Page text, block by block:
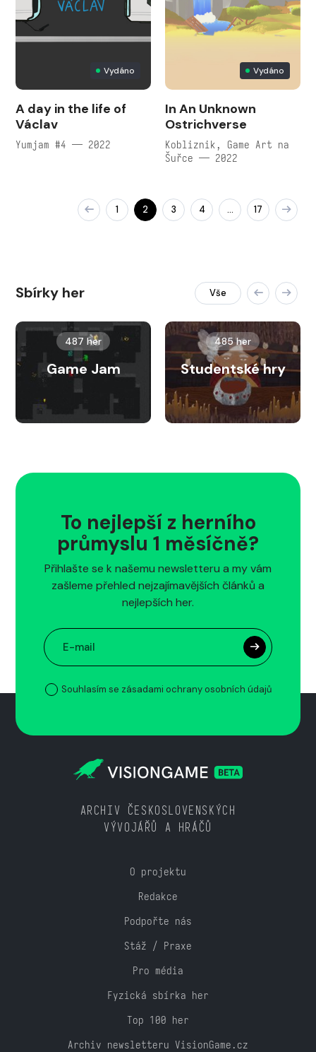
Vydáno
A day in the life of
Václav
Yumjam #4 — 2022
Vydáno
In An Unknown
Ostrichverse
Kobliznik, Game Art na
Šuřce — 2022
1 2 3 4 … 17
Sbírky her Vše
487 her
Game Jam
485 her
Studentské hry
To nejlepší z herního
průmyslu 1 měsíčně?
Přihlašte se k našemu newsletteru a my vám
zašleme přehled nejzajímavějších článků a
nejlepších her.
Souhlasím se zásadami ochrany osobních údajů
ARCHIV ČESKOSLOVENSKÝCH
VÝVOJÁŘŮ A HRÁČŮ
O projektu
Redakce
Podpořte nás
Stáž / Praxe
Pro média
Fyzická sbírka her
Top 100 her
Archiv newsletteru VisionGame.cz